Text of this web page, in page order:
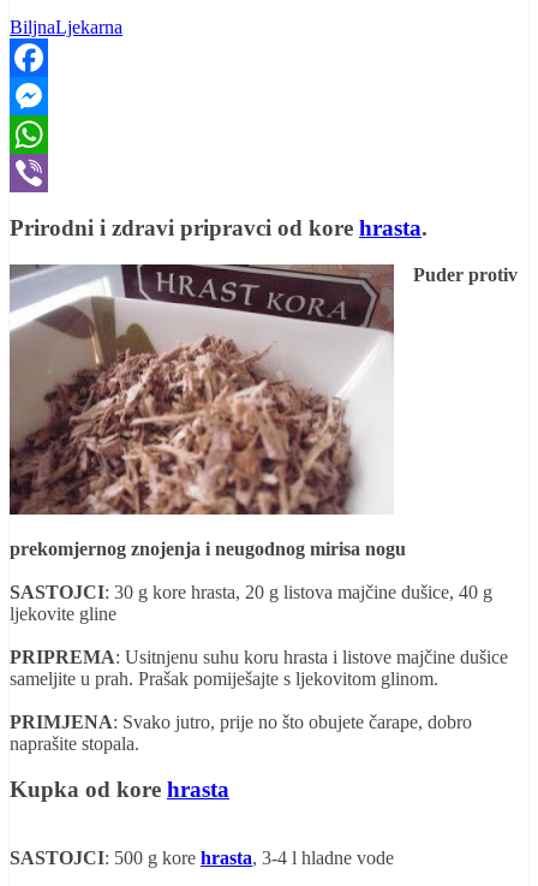
BiljnaLjekarna
Facebook
Messenger
WhatsApp
Prirodni i zdravi pripravci od kore hrasta.
Puder protiv
prekomjernog znojenja i neugodnog mirisa nogu
SASTOJCI: 30 g kore hrasta, 20 g listova majčine dušice, 40 g
ljekovite gline
PRIPREMA: Usitnjenu suhu koru hrasta i listove majčine dušice
sameljite u prah. Prašak pomiješajte s ljekovitom glinom.
PRIMJENA: Svako jutro, prije no što obujete čarape, dobro
naprašite stopala.
Kupka od kore hrasta
SASTOJCI: 500 g kore hrasta, 3-4 l hladne vode